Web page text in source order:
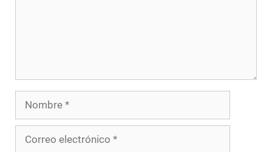
Nombre
Correo